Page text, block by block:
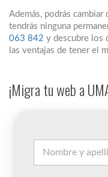
Además, podrás
tendrás ninguna
063 842 y descubre los
las ventajas de tener el
¡Migra tu web a